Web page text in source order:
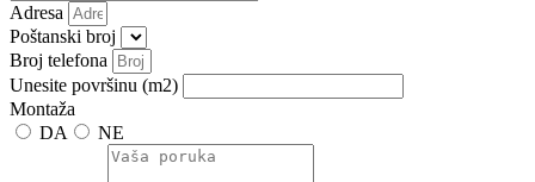
Adresa
Poštanski broj
Broj telefona
Unesite površinu (m2)
Montaža
DA
NE